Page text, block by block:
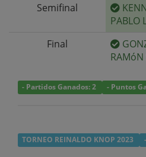
Semifinal
PABLO
Final
RAMóN
- Partidos Ganados: 2 - Puntos
TORNEO REINALDO KNOP 2023